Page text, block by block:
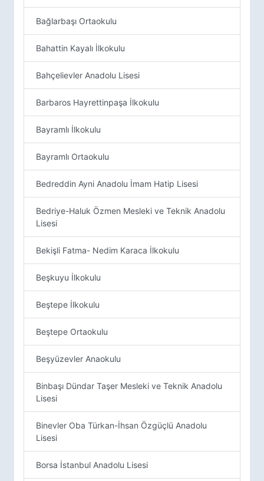
Bağlarbaşı Ortaokulu
Bahattin Kayalı İlkokulu
Bahçelievler Anadolu Lisesi
Barbaros Hayrettinpaşa İlkokulu
Bayramlı İlkokulu
Bayramlı Ortaokulu
Bedreddin Ayni Anadolu İmam Hatip Lisesi
Bedriye-Haluk Özmen Mesleki ve Teknik Anadolu
Lisesi
Bekişli Fatma- Nedim Karaca İlkokulu
Beşkuyu İlkokulu
Beştepe İlkokulu
Beştepe Ortaokulu
Beşyüzevler Anaokulu
Binbaşı Dündar Taşer Mesleki ve Teknik Anadolu
Lisesi
Binevler Oba Türkan-İhsan Özgüçlü Anadolu
Lisesi
Borsa İstanbul Anadolu Lisesi